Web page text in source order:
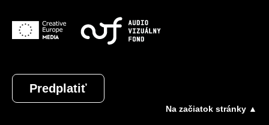
Predplatiť
Na začiatok stránky ▲